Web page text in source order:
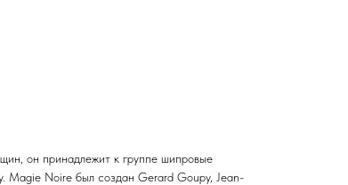
он принадлежит к группе шипровые
Magie Noire был создан Gerard Goupy, Jean-